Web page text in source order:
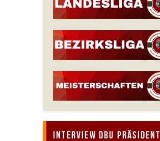
Interview DBU Präsident